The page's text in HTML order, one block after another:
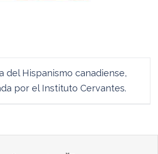
del Hispanismo canadiense,
por el Instituto Cervantes.